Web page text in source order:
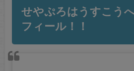
せやぷろはうすこう
フィール！！